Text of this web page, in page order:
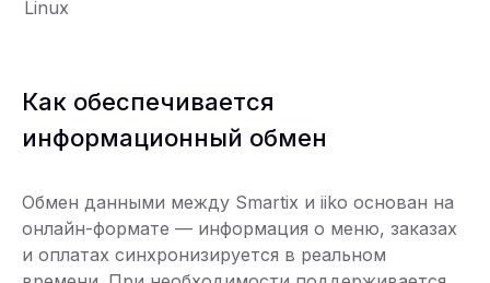
Linux
Как обеспечивается
информационный обмен
Обмен данными между Smartix и iiko основан на
онлайн-формате — информация о меню, заказах
и оплатах синхронизируется в реальном